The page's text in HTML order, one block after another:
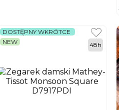
DOSTĘPNY WKRÓTCE
NEW
48h